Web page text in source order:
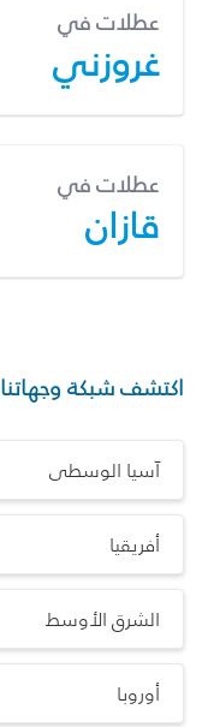
عطلات في
غروزني
عطلات في
قازان
اكتشف شبكة وجهاتنا
آسيا الوسطى
أفريقيا
الشرق الأوسط
أوروبا